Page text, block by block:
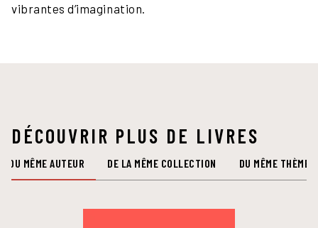
vibrantes d’imagination.
DÉCOUVRIR PLUS DE LIVRES
DU MÊME AUTEUR DE LA MÊME COLLECTION DU MÊME THÈME